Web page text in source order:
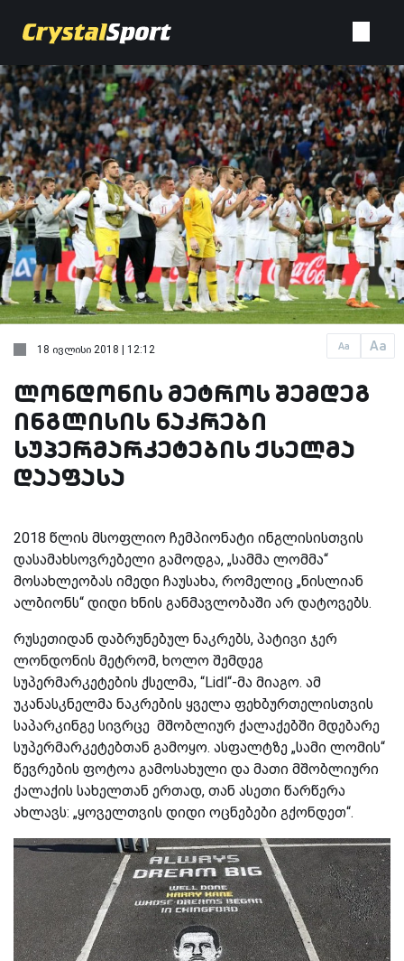
Aa Aa
18 ივლისი 2018 | 12:12
ლონდონის მეტროს შემდეგ
ინგლისის ნაკრები
სუპერმარკეტების ქსელმა
დააფასა
2018 წლის მსოფლიო ჩემპიონატი ინგლისისთვის
დასამახსოვრებელი გამოდგა, „სამმა ლომმა“
მოსახლეობას იმედი ჩაუსახა, რომელიც „ნისლიან
ალბიონს“ დიდი ხნის განმავლობაში არ დატოვებს.
რუსეთიდან დაბრუნებულ ნაკრებს, პატივი ჯერ
ლონდონის მეტრომ, ხოლო შემდეგ
სუპერმარკეტების ქსელმა, “Lidl“-მა მიაგო. ამ
უკანასკნელმა ნაკრების ყველა ფეხბურთელისთვის
საპარკინგე სივრცე მშობლიურ ქალაქებში მდებარე
სუპერმარკეტებთან გამოყო. ასფალტზე „სამი ლომის“
წევრების ფოტოა გამოსახული და მათი მშობლიური
ქალაქის სახელთან ერთად, თან ასეთი წარწერა
ახლავს: „ყოველთვის დიდი ოცნებები გქონდეთ“.